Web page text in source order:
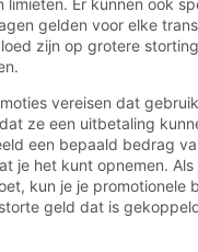
limieten. Er kunnen ook
gelden voor elke
zijn op grotere
vereisen dat
ze een uitbetaling
een bepaald bedrag
je het kunt opnemen.
kun je je promotionele
geld dat is